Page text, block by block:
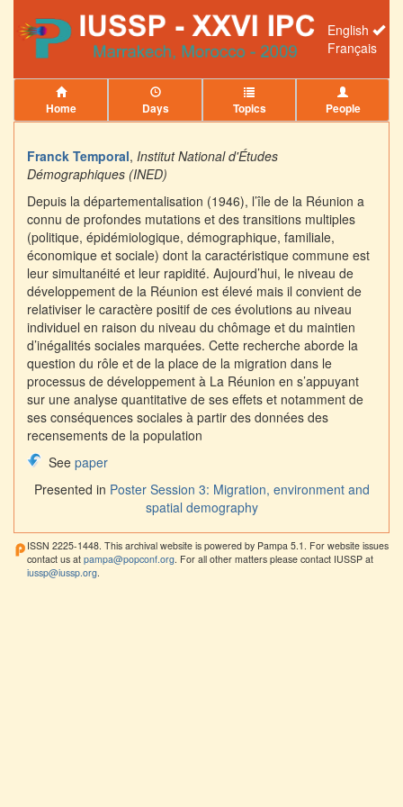
English
Français
Home Days Topics People
Franck Temporal, Institut National d'Études
Démographiques (INED)
Depuis la départementalisation (1946), l’île de la Réunion a
connu de profondes mutations et des transitions multiples
(politique, épidémiologique, démographique, familiale,
économique et sociale) dont la caractéristique commune est
leur simultanéité et leur rapidité. Aujourd’hui, le niveau de
développement de la Réunion est élevé mais il convient de
relativiser le caractère positif de ces évolutions au niveau
individuel en raison du niveau du chômage et du maintien
d’inégalités sociales marquées. Cette recherche aborde la
question du rôle et de la place de la migration dans le
processus de développement à La Réunion en s’appuyant
sur une analyse quantitative de ses effets et notamment de
ses conséquences sociales à partir des données des
recensements de la population
See paper
Presented in Poster Session 3: Migration, environment and
spatial demography
ISSN 2225-1448. This archival website is powered by Pampa 5.1. For website issues
contact us at pampa@popconf.org . For all other matters please contact IUSSP at
iussp@iussp.org